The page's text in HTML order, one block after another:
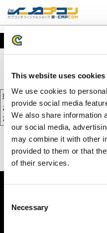
This website uses cookies
We use cookies to
provide social media
We also share information
our social media,
may combine it with other
provided to them or that
of their services.
Selection
Necessary
カート
現在、カートには商品が入ってお
お買い物を続けるには下の 「お
ださい。